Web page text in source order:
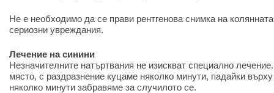
Не е необходимо да се прави рентгенова снимка на
сериозни увреждания.
Лечение на синини
Незначителните натъртвания не изискват специално
място, с раздразнение куцаме няколко минути, падайки
няколко минути забравяме за случилото се.